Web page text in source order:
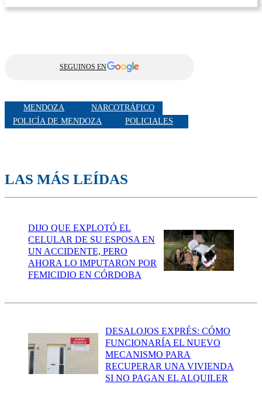
SEGUINOS EN
MENDOZA
NARCOTRÁFICO
POLICÍA DE MENDOZA
POLICIALES
LAS MÁS LEÍDAS
DIJO QUE EXPLOTÓ EL
CELULAR DE SU ESPOSA EN
UN ACCIDENTE, PERO
AHORA LO IMPUTARON POR
FEMICIDIO EN CÓRDOBA
DESALOJOS EXPRÉS: CÓMO
FUNCIONARÍA EL NUEVO
MECANISMO PARA
RECUPERAR UNA VIVIENDA
SI NO PAGAN EL ALQUILER